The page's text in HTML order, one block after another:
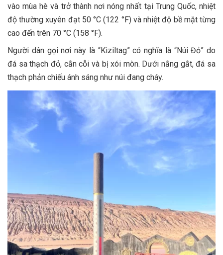
vào mùa hè và trở thành nơi nóng nhất tại Trung Quốc, nhiệt
độ thường xuyên đạt 50 °C (122 °F) và nhiệt độ bề mặt từng
cao đến trên 70 °C (158 °F).
Người dân gọi nơi này là “Kiziltag” có nghĩa là “Núi Đỏ” do
đá sa thạch đỏ, cằn cỗi và bị xói mòn. Dưới nắng gắt, đá sa
thạch phản chiếu ánh sáng như núi đang cháy.